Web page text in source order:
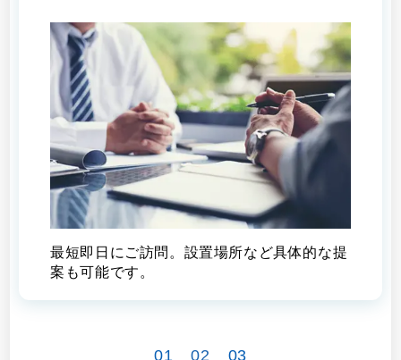
最短即日にご訪問。設置場所など具体的な提
案も可能です。
01 02 03